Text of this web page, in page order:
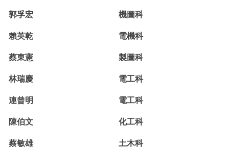
郭孚宏 機圖科
賴英乾 電機科
蔡東憲 製圖科
林瑞慶 電工科
連曾明 電工科
陳伯文 化工科
蔡敏雄 土木科